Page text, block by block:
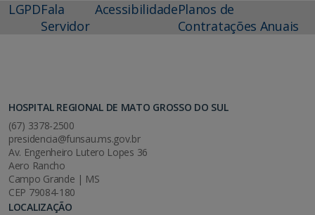
LGPDFala
Servidor
AcessibilidadePlanos de
Contratações Anuais
HOSPITAL REGIONAL DE MATO GROSSO DO SUL
(67) 3378-2500
presidencia@funsau.ms.gov.br
Av. Engenheiro Lutero Lopes 36
Aero Rancho
Campo Grande | MS
CEP 79084-180
LOCALIZAÇÃO